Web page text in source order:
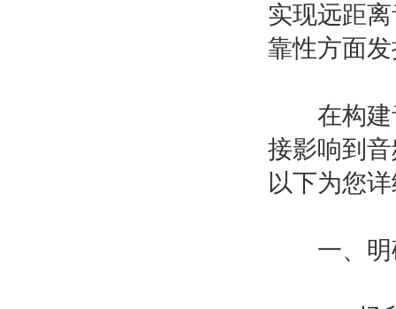
实现远距
靠性方面
在构建音
接影响到
以下为您
一、明